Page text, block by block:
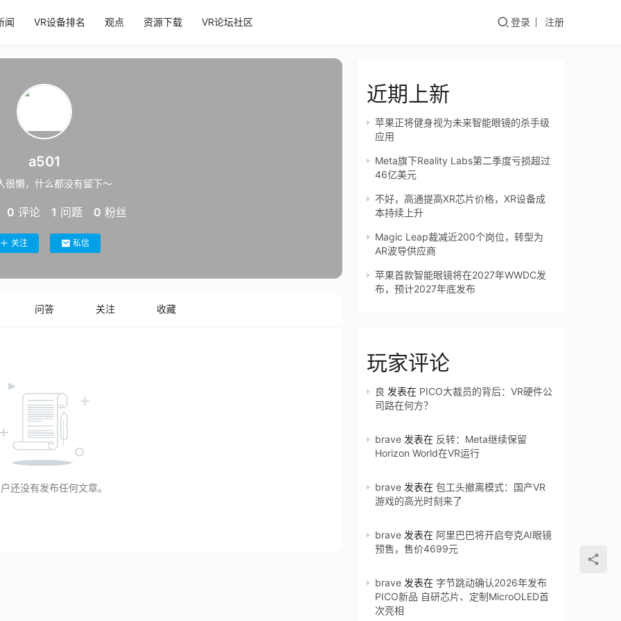
闻 VR设备排名 观点 资源下载 VR论坛社区 登录 注册
a501
很懒，什么都没有留下～
0 评论 1 问题 0 粉丝
关注 私信
问答 关注 收藏
还没有发布任何文章。
近期上新
苹果正将健身视为未来智能眼镜的杀手级
应用
Meta旗下Reality Labs第二季度亏损超过
46亿美元
不好，高通提高XR芯片价格，XR设备成
本持续上升
Magic Leap裁减近200个岗位，转型为
AR波导供应商
苹果首款智能眼镜将在2027年WWDC发
布，预计2027年底发布
玩家评论
良 发表在 PICO大裁员的背后：VR硬件公
司路在何方？
brave 发表在 反转：Meta继续保留
Horizon World在VR运行
brave 发表在 包工头撤离模式：国产VR
游戏的高光时刻来了
brave 发表在 阿里巴巴将开启夸克AI眼镜
预售，售价4699元
brave 发表在 字节跳动确认2026年发布
PICO新品 自研芯片、定制MicroOLED首
次亮相